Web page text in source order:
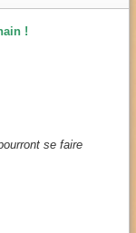
!
se faire